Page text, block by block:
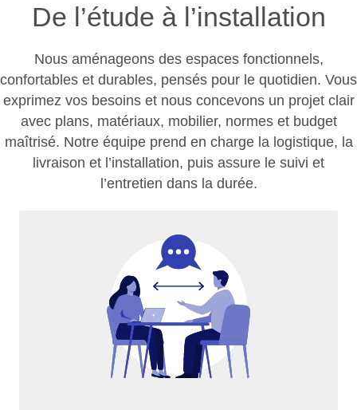
De l’étude à l’installation
Nous aménageons des espaces fonctionnels,
confortables et durables, pensés pour le quotidien. Vous
exprimez vos besoins et nous concevons un projet clair
avec plans, matériaux, mobilier, normes et budget
maîtrisé. Notre équipe prend en charge la logistique, la
livraison et l’installation, puis assure le suivi et
l’entretien dans la durée.